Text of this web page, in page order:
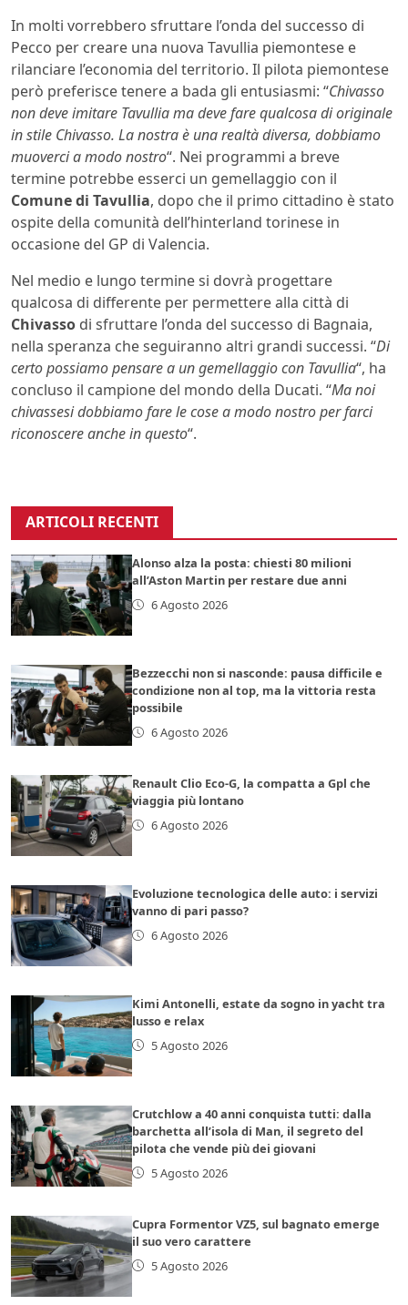
In molti vorrebbero sfruttare l’onda del successo di
Pecco per creare una nuova Tavullia piemontese e
rilanciare l’economia del territorio. Il pilota piemontese
però preferisce tenere a bada gli entusiasmi: “Chivasso
non deve imitare Tavullia ma deve fare qualcosa di originale
in stile Chivasso. La nostra è una realtà diversa, dobbiamo
muoverci a modo nostro“. Nei programmi a breve
termine potrebbe esserci un gemellaggio con il
Comune di Tavullia, dopo che il primo cittadino è stato
ospite della comunità dell’hinterland torinese in
occasione del GP di Valencia.
Nel medio e lungo termine si dovrà progettare
qualcosa di differente per permettere alla città di
Chivasso di sfruttare l’onda del successo di Bagnaia,
nella speranza che seguiranno altri grandi successi. “Di
certo possiamo pensare a un gemellaggio con Tavullia“, ha
concluso il campione del mondo della Ducati. “Ma noi
chivassesi dobbiamo fare le cose a modo nostro per farci
riconoscere anche in questo“.
ARTICOLI RECENTI
Alonso alza la posta: chiesti 80 milioni
all’Aston Martin per restare due anni
6 Agosto 2026
Bezzecchi non si nasconde: pausa difficile e
condizione non al top, ma la vittoria resta
possibile
6 Agosto 2026
Renault Clio Eco-G, la compatta a Gpl che
viaggia più lontano
6 Agosto 2026
Evoluzione tecnologica delle auto: i servizi
vanno di pari passo?
6 Agosto 2026
Kimi Antonelli, estate da sogno in yacht tra
lusso e relax
5 Agosto 2026
Crutchlow a 40 anni conquista tutti: dalla
barchetta all’isola di Man, il segreto del
pilota che vende più dei giovani
5 Agosto 2026
Cupra Formentor VZ5, sul bagnato emerge
il suo vero carattere
5 Agosto 2026